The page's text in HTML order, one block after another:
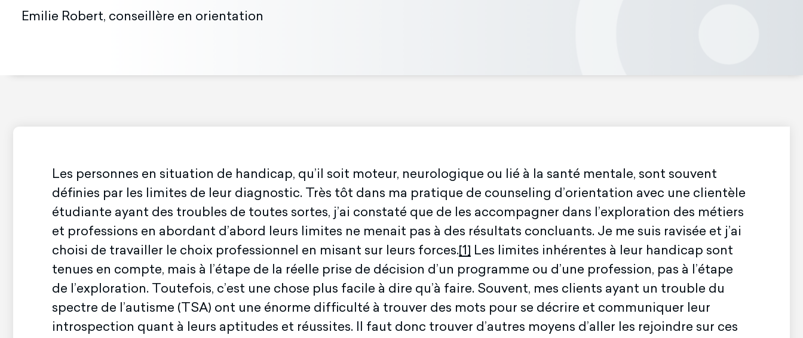
Emilie Robert, conseillère en orientation
Les personnes en situation de handicap, qu’il soit moteur, neurologique ou lié à la santé mentale, sont souvent
définies par les limites de leur diagnostic. Très tôt dans ma pratique de counseling d’orientation avec une clientèle
étudiante ayant des troubles de toutes sortes, j’ai constaté que de les accompagner dans l’exploration des métiers
et professions en abordant d’abord leurs limites ne menait pas à des résultats concluants. Je me suis ravisée et j’ai
choisi de travailler le choix professionnel en misant sur leurs forces.[1] Les limites inhérentes à leur handicap sont
tenues en compte, mais à l’étape de la réelle prise de décision d’un programme ou d’une profession, pas à l’étape
de l’exploration. Toutefois, c’est une chose plus facile à dire qu’à faire. Souvent, mes clients ayant un trouble du
spectre de l’autisme (TSA) ont une énorme difficulté à trouver des mots pour se décrire et communiquer leur
introspection quant à leurs aptitudes et réussites. Il faut donc trouver d’autres moyens d’aller les rejoindre sur ces